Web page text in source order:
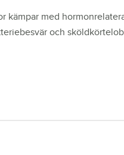
kämpar med
och